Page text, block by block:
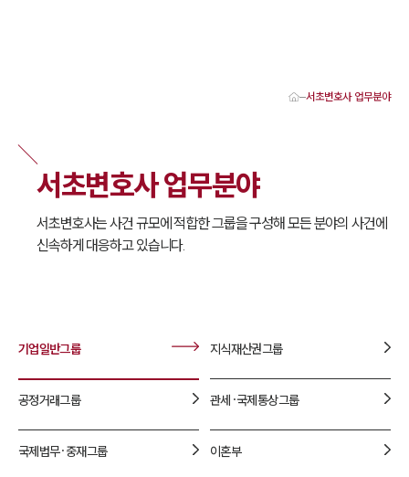
서울·서초변호사
서초형사전문변호사
서초이혼전문변호사
서초학교폭력변호사
서초부동산변호사
서초음주운전·교통사고변호사
서초변호사 업무분야
1800-7905
서초변호사 업무분야
서초변호사 업무분야
서초변호사는 사건 규모에 적합한 그룹을 구성해 모든 분야의 사건에
신속하게 대응하고 있습니다.
기업일반그룹 지식재산권그룹
공정거래그룹 관세·국제통상그룹
국제법무·중재그룹 이혼부